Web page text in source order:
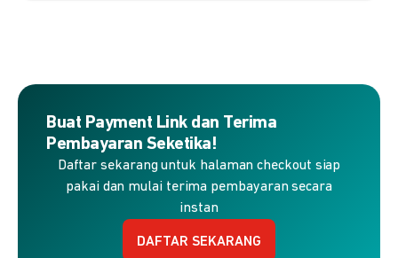
Buat Payment Link dan Terima
Pembayaran Seketika!
Daftar sekarang untuk halaman checkout siap
pakai dan mulai terima pembayaran secara
instan
DAFTAR SEKARANG